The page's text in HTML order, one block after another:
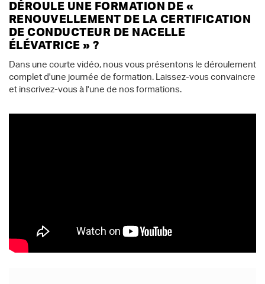
DÉROULE UNE FORMATION DE «
RENOUVELLEMENT DE LA CERTIFICATION
DE CONDUCTEUR DE NACELLE
ÉLÉVATRICE » ?
Dans une courte vidéo, nous vous présentons le déroulement
complet d'une journée de formation. Laissez-vous convaincre
et inscrivez-vous à l'une de nos formations.